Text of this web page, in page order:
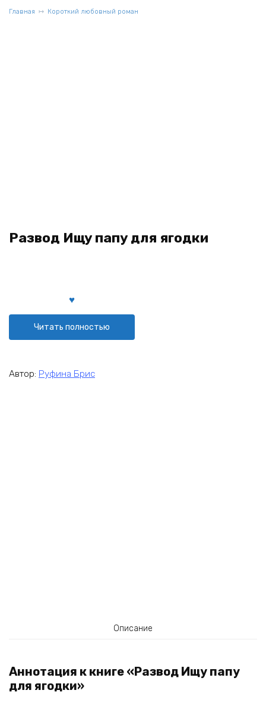
Главная Короткий любовный роман
Развод Ищу папу для ягодки
Читать полностью
Автор: Руфина Брис
Описание
Аннотация к книге «Развод Ищу папу
для ягодки»